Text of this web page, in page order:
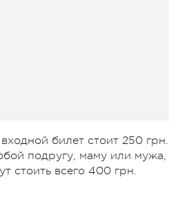
билет стоит 250 грн.
подругу, маму или мужа,
стоить всего 400 грн.